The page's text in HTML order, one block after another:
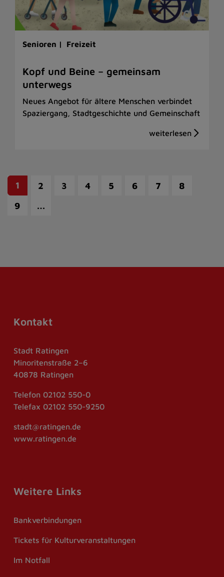
Senioren | Freizeit
Kopf und Beine – gemeinsam
unterwegs
Neues Angebot für ältere Menschen verbindet
Spaziergang, Stadtgeschichte und Gemeinschaft
1 2 3 4 5 6 7
8
9
…
Kontakt
Stadt Ratingen
Minoritenstraße 2–6
40878 Ratingen
Telefon 02102 550-0
Telefax 02102 550-9250
stadt@ratingen.de
www.ratingen.de
Weitere Links
Bankverbindungen
Tickets für Kulturveranstaltungen
Im Notfall